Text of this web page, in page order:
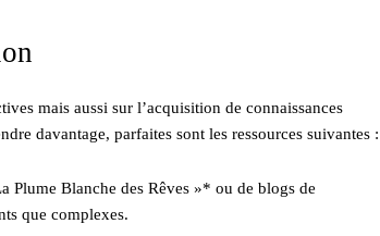
mais aussi sur l’acquisition de connaissances
davantage, parfaites sont les ressources suivantes :
Plume Blanche des Rêves »* ou de blogs de
que complexes.